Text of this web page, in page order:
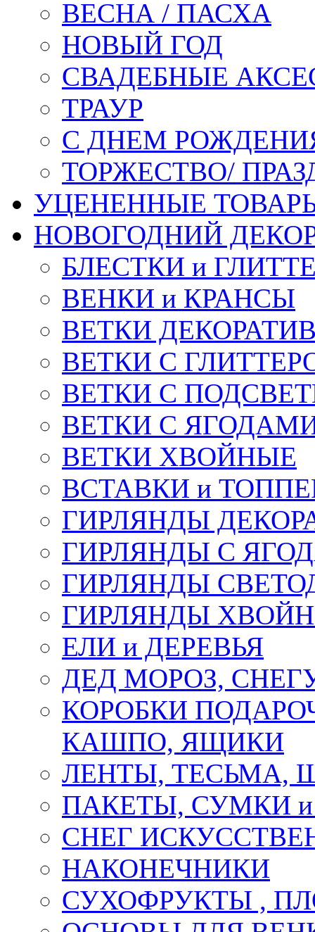
ВЕСНА / ПАСХА
НОВЫЙ ГОД
СВАДЕБНЫЕ
ТРАУР
С ДНЕМ
ТОРЖЕСТВО/
УЦЕНЕННЫЕ
НОВОГОДНИЙ
БЛЕСТКИ и
ВЕНКИ и КРАНСЫ
ВЕТКИ
ВЕТКИ С
ВЕТКИ С
ВЕТКИ С
ВЕТКИ ХВОЙНЫЕ
ВСТАВКИ и
ГИРЛЯНДЫ
ГИРЛЯНДЫ С
ГИРЛЯНДЫ
ГИРЛЯНДЫ
ЕЛИ и ДЕРЕВЬЯ
ДЕД МОРОЗ,
КОРОБКИ
КАШПО, ЯЩИКИ
ЛЕНТЫ, ТЕСЬМА,
ПАКЕТЫ, СУМКИ
СНЕГ
НАКОНЕЧНИКИ
СУХОФРУКТЫ ,